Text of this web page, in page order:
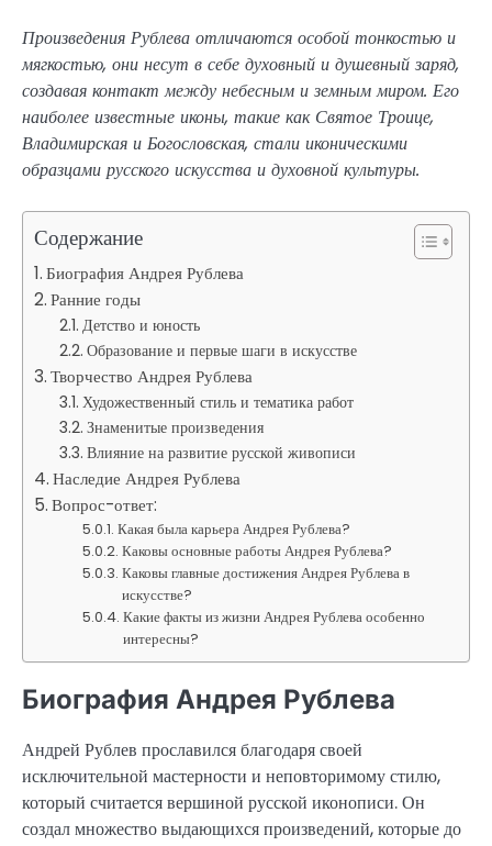
Произведения Рублева отличаются особой тонкостью и
мягкостью, они несут в себе духовный и душевный заряд,
создавая контакт между небесным и земным миром. Его
наиболее известные иконы, такие как Святое Троице,
Владимирская и Богословская, стали иконическими
образцами русского искусства и духовной культуры.
Содержание
Биография Андрея Рублева
Ранние годы
Детство и юность
Образование и первые шаги в искусстве
Творчество Андрея Рублева
Художественный стиль и тематика работ
Знаменитые произведения
Влияние на развитие русской живописи
Наследие Андрея Рублева
Вопрос-ответ:
Какая была карьера Андрея Рублева?
Каковы основные работы Андрея Рублева?
Каковы главные достижения Андрея Рублева в
искусстве?
Какие факты из жизни Андрея Рублева особенно
интересны?
Биография Андрея Рублева
Андрей Рублев прославился благодаря своей
исключительной мастерности и неповторимому стилю,
который считается вершиной русской иконописи. Он
создал множество выдающихся произведений, которые до